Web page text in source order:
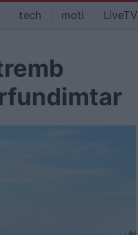
tech moti LiveTV